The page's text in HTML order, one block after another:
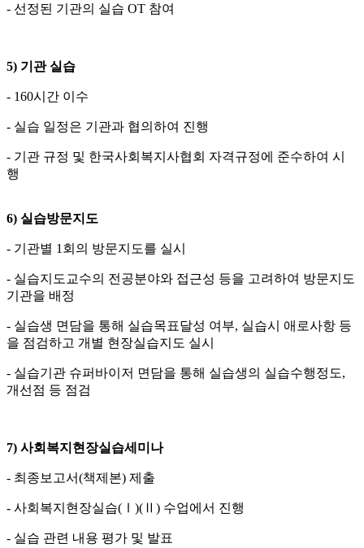
- 선정된 기관의 실습 OT 참여
5) 기관 실습
- 160시간 이수
- 실습 일정은 기관과 협의하여 진행
- 기관 규정 및 한국사회복지사협회 자격규정에 준수하여 시
행
6) 실습방문지도
- 기관별 1회의 방문지도를 실시
- 실습지도교수의 전공분야와 접근성 등을 고려하여 방문지도
기관을 배정
- 실습생 면담을 통해 실습목표달성 여부, 실습시 애로사항 등
을 점검하고 개별 현장실습지도 실시
- 실습기관 슈퍼바이저 면담을 통해 실습생의 실습수행정도,
개선점 등 점검
7) 사회복지현장실습세미나
- 최종보고서(책제본) 제출
- 사회복지현장실습(Ⅰ)(Ⅱ) 수업에서 진행
- 실습 관련 내용 평가 및 발표